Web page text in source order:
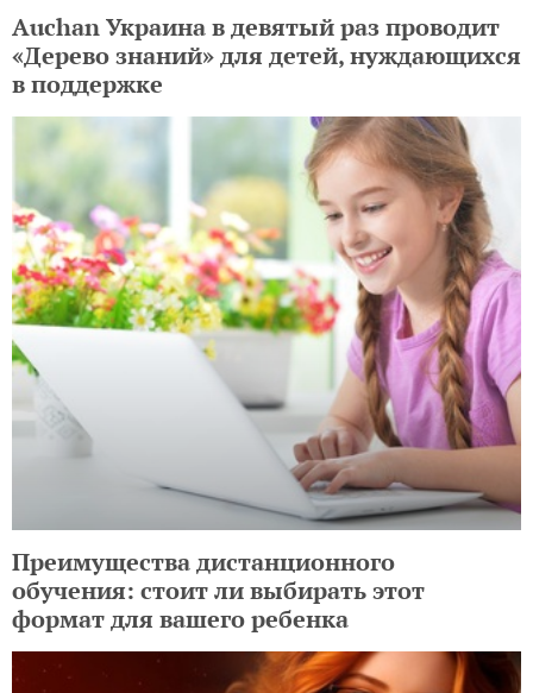
Auchan Украина в девятый раз проводит
«Дерево знаний» для детей, нуждающихся
в поддержке
Преимущества дистанционного
обучения: стоит ли выбирать этот
формат для вашего ребенка